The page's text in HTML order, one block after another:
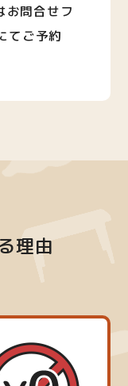
お問合せフ
てご予約
理由